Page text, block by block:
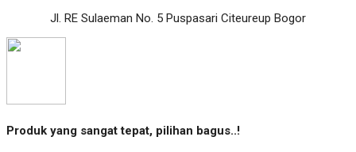
Jl. RE Sulaeman No. 5 Puspasari Citeureup Bogor
Produk yang sangat tepat, pilihan bagus..!